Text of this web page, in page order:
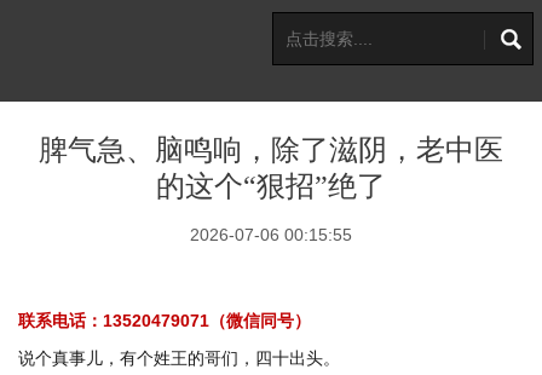
脾气急、脑鸣响，除了滋阴，老中医
的这个“狠招”绝了
2026-07-06 00:15:55
联系电话：13520479071（微信同号）
说个真事儿，有个姓王的哥们，四十出头。